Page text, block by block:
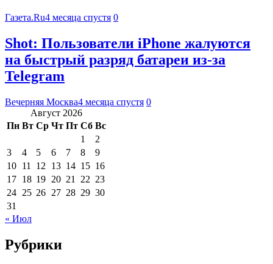
Газета.Ru4 месяца спустя 0
Shot: Пользователи iPhone жалуются
на быстрый разряд батареи из-за
Telegram
Вечерняя Москва4 месяца спустя 0
Август 2026
Пн Вт Ср Чт Пт Сб Вс
1
2
3
4 5 6 7 8
9
10 11 12 13 14 15 16
17 18 19 20 21 22 23
24 25 26 27 28 29 30
31
« Июл
Рубрики